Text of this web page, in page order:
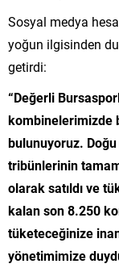
Sosyal medya
yoğun ilgisinden
getirdi:
“Değerli
kombinelerimizde
bulunuyoruz.
tribünlerinin
olarak satıldı ve
kalan son 8.250
tüketeceğinize
yönetimimize